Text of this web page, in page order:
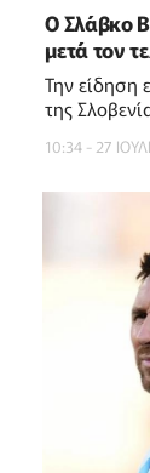
Ο Σλάβκο
μετά τον
Την είδηση
της
10:34 - 27